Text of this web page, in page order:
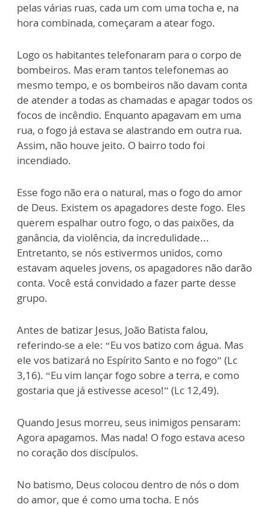
pelas várias ruas, cada um com uma tocha e, na
hora combinada, começaram a atear fogo.
Logo os habitantes telefonaram para o corpo de
bombeiros. Mas eram tantos telefonemas ao
mesmo tempo, e os bombeiros não davam conta
de atender a todas as chamadas e apagar todos os
focos de incêndio. Enquanto apagavam em uma
rua, o fogo já estava se alastrando em outra rua.
Assim, não houve jeito. O bairro todo foi
incendiado.
Esse fogo não era o natural, mas o fogo do amor
de Deus. Existem os apagadores deste fogo. Eles
querem espalhar outro fogo, o das paixões, da
ganância, da violência, da incredulidade...
Entretanto, se nós estivermos unidos, como
estavam aqueles jovens, os apagadores não darão
conta. Você está convidado a fazer parte desse
grupo.
Antes de batizar Jesus, João Batista falou,
referindo-se a ele: “Eu vos batizo com água. Mas
ele vos batizará no Espírito Santo e no fogo” (Lc
3,16). “Eu vim lançar fogo sobre a terra, e como
gostaria que já estivesse aceso!” (Lc 12,49).
Quando Jesus morreu, seus inimigos pensaram:
Agora apagamos. Mas nada! O fogo estava aceso
no coração dos discípulos.
No batismo, Deus colocou dentro de nós o dom
do amor, que é como uma tocha. E nós